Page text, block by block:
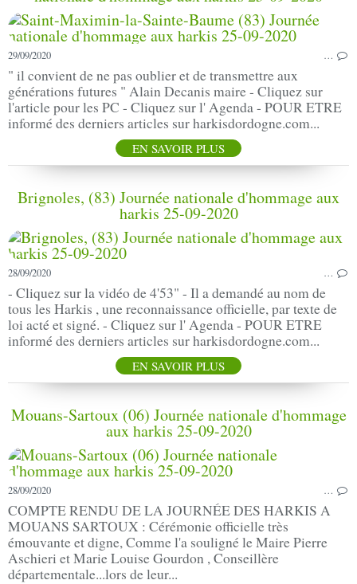
29/09/2020 …
" il convient de ne pas oublier et de transmettre aux
générations futures " Alain Decanis maire - Cliquez sur
l'article pour les PC - Cliquez sur l' Agenda - POUR ETRE
informé des derniers articles sur harkisdordogne.com...
EN SAVOIR PLUS
Brignoles, (83) Journée nationale d'hommage aux
harkis 25-09-2020
28/09/2020 …
- Cliquez sur la vidéo de 4'53" - Il a demandé au nom de
tous les Harkis , une reconnaissance officielle, par texte de
loi acté et signé. - Cliquez sur l' Agenda - POUR ETRE
informé des derniers articles sur harkisdordogne.com...
EN SAVOIR PLUS
Mouans-Sartoux (06) Journée nationale d'hommage
aux harkis 25-09-2020
28/09/2020 …
COMPTE RENDU DE LA JOURNÉE DES HARKIS A
MOUANS SARTOUX : Cérémonie officielle très
émouvante et digne, Comme l'a souligné le Maire Pierre
Aschieri et Marie Louise Gourdon , Conseillère
départementale...lors de leur...